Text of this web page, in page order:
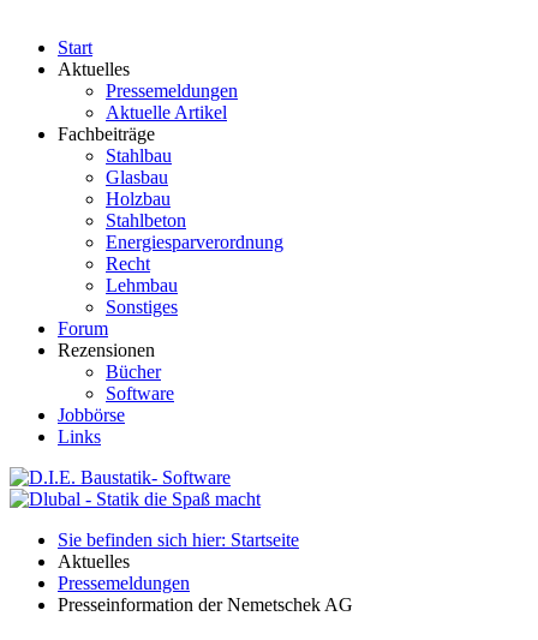
Start
Aktuelles
Pressemeldungen
Aktuelle Artikel
Fachbeiträge
Stahlbau
Glasbau
Holzbau
Stahlbeton
Energiesparverordnung
Recht
Lehmbau
Sonstiges
Forum
Rezensionen
Bücher
Software
Jobbörse
Links
Sie befinden sich hier: Startseite
Aktuelles
Pressemeldungen
Presseinformation der Nemetschek AG